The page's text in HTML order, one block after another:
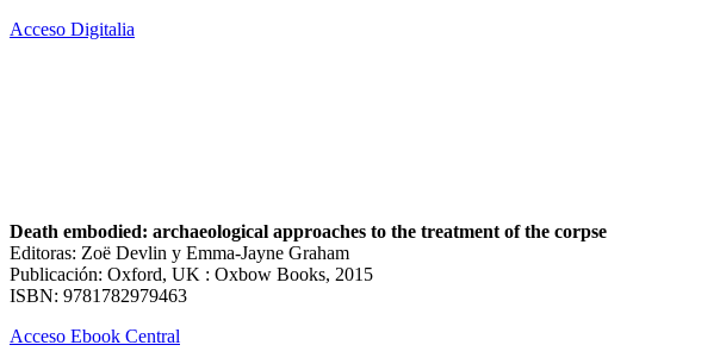
Acceso Digitalia
Death embodied: archaeological approaches to the treatment of the corpse
Editoras: Zoë Devlin y Emma-Jayne Graham
Publicación: Oxford, UK : Oxbow Books, 2015
ISBN: 9781782979463
Acceso Ebook Central